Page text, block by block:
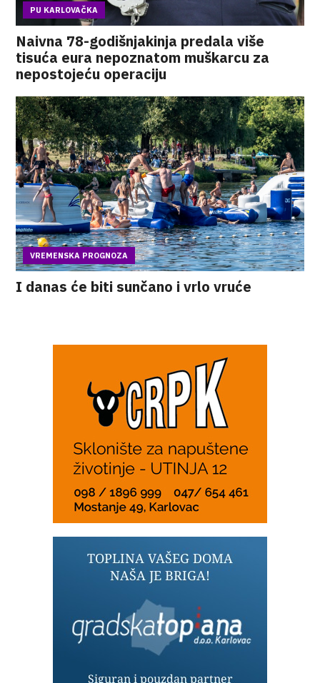
PU KARLOVAČKA
Naivna 78-godišnjakinja predala više
tisuća eura nepoznatom muškarcu za
nepostojeću operaciju
VREMENSKA PROGNOZA
I danas će biti sunčano i vrlo vruće